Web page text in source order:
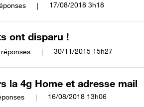
‎17/08/2018 3h18
ont disparu !
réponses ‎30/11/2015 15h27
la 4g Home et adresse mail
‎16/08/2018 13h06